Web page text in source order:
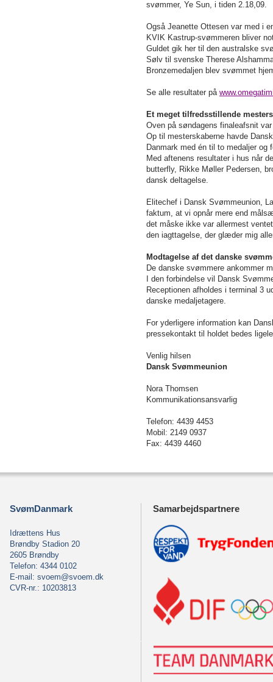
svømmer, Ye Sun, i tiden 2.18,09.
Også Jeanette Ottesen var med i
KVIK Kastrup-svømmeren bliver
Guldet gik her til den australske
Sølv til svenske Therese
Bronzemedaljen blev svømmet
Se alle resultater på
Et meget tilfredsstillende
Oven på søndagens finaleafsnit
Op til mesterskaberne havde
Danmark med én til to medaljer og
Med aftenens resultater i hus når
butterfly, Rikke Møller Pedersen,
dansk deltagelse.
Elitechef i Dansk Svømmeunion,
faktum, at vi opnår mere end
det måske ikke var allermest
den iagttagelse, der glæder mig
Modtagelse af det danske
De danske svømmere ankommer
I den forbindelse vil Dansk
Receptionen afholdes i terminal 3
danske medaljetagere.
For yderligere information kan
pressekontakt til holdet bedes
Venlig hilsen
Dansk Svømmeunion
Nora Thomsen
Kommunikationsansvarlig
Telefon: 4439 4453
Mobil: 2149 0937
Fax: 4439 4460
SvømDanmark
Idrættens Hus
Brøndby Stadion 20
2605 Brøndby
Telefon: 4344 0102
E-mail: svoem@svoem.dk
CVR-nr.: 10203813
Samarbejdspartnere